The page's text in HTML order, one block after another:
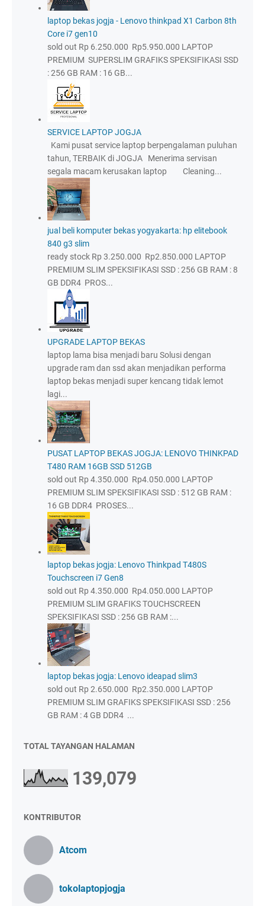
laptop bekas jogja - Lenovo thinkpad X1 Carbon 8th
Core i7 gen10
sold out Rp 6.250.000 Rp5.950.000 LAPTOP
PREMIUM SUPERSLIM GRAFIKS SPEKSIFIKASI SSD
: 256 GB RAM : 16 GB...
SERVICE LAPTOP JOGJA
Kami pusat service laptop berpengalaman puluhan
tahun, TERBAIK di JOGJA Menerima servisan
segala macam kerusakan laptop Cleaning...
jual beli komputer bekas yogyakarta: hp elitebook
840 g3 slim
ready stock Rp 3.250.000 Rp2.850.000 LAPTOP
PREMIUM SLIM SPEKSIFIKASI SSD : 256 GB RAM : 8
GB DDR4 PROS...
UPGRADE LAPTOP BEKAS
laptop lama bisa menjadi baru Solusi dengan
upgrade ram dan ssd akan menjadikan performa
laptop bekas menjadi super kencang tidak lemot
lagi...
PUSAT LAPTOP BEKAS JOGJA: LENOVO THINKPAD
T480 RAM 16GB SSD 512GB
sold out Rp 4.350.000 Rp4.050.000 LAPTOP
PREMIUM SLIM SPEKSIFIKASI SSD : 512 GB RAM :
16 GB DDR4 PROSES...
laptop bekas jogja: Lenovo Thinkpad T480S
Touchscreen i7 Gen8
sold out Rp 4.350.000 Rp4.050.000 LAPTOP
PREMIUM SLIM GRAFIKS TOUCHSCREEN
SPEKSIFIKASI SSD : 256 GB RAM :...
laptop bekas jogja: Lenovo ideapad slim3
sold out Rp 2.650.000 Rp2.350.000 LAPTOP
PREMIUM SLIM GRAFIKS SPEKSIFIKASI SSD : 256
GB RAM : 4 GB DDR4 ...
TOTAL TAYANGAN HALAMAN
139,079
KONTRIBUTOR
Atcom
tokolaptopjogja